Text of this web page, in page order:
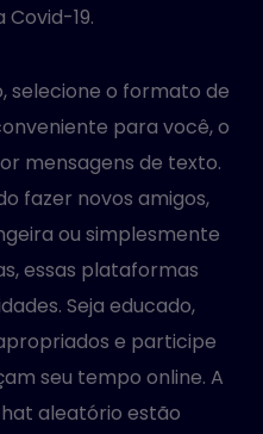
19.
selecione o formato de
para você, o
mensagens de texto.
fazer novos amigos,
ou simplesmente
essas plataformas
Seja educado,
e participe
seu tempo online. A
aleatório estão